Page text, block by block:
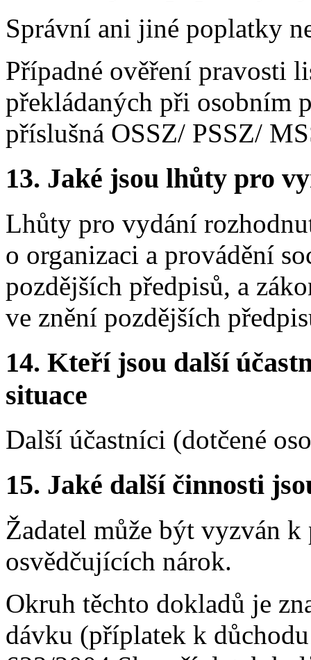
Správní ani jiné poplatky
Případné ověření pravosti
překládaných při osobním
příslušná OSSZ/ PSSZ/
13. Jaké jsou lhůty pro
Lhůty pro vydání
o organizaci a provádění
pozdějších předpisů, a
ve znění pozdějších
14. Kteří jsou další
situace
Další účastníci (dotčené
15. Jaké další činnosti
Žadatel může být vyzván
osvědčujících nárok.
Okruh těchto dokladů je
dávku (příplatek k